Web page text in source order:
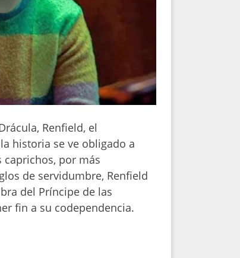
Renfield, el
historia se ve obligado a
por más
de servidumbre, Renfield
del Príncipe de las
fin a su codependencia.